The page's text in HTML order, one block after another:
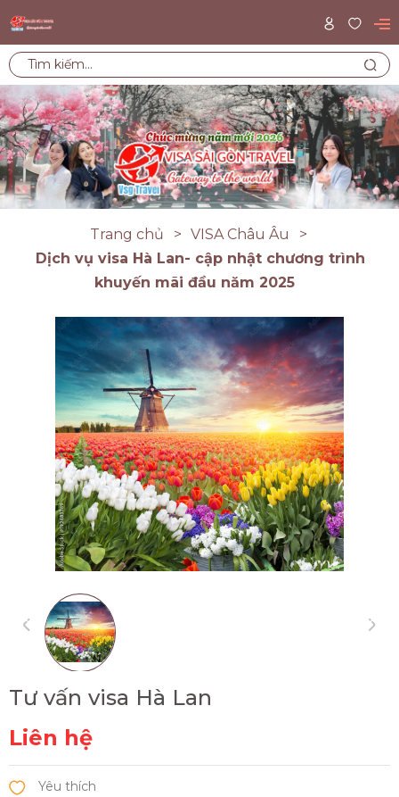
Trang chủ
VISA Châu Âu
Dịch vụ visa Hà Lan- cập nhật chương trình
khuyến mãi đầu năm 2025
Tư vấn visa Hà Lan
Liên hệ